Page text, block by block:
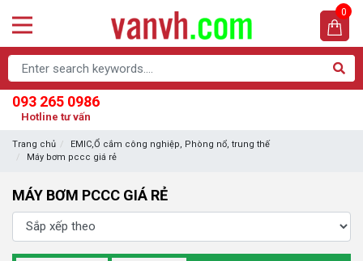
093 265 0986
Hotline tư vấn
0
Trang chủ
EMIC,Ổ cắm công nghiệp, Phòng nổ, trung thế
Máy bơm pccc giá rẻ
MÁY BƠM PCCC GIÁ RẺ